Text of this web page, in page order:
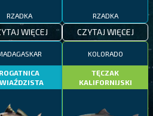
RZADKA
WIĘCEJ
RZADKA
CZYTAJ WIĘCEJ
ROGATNICA
KOLORADO
TĘCZAK
KALIFORNIJSKI